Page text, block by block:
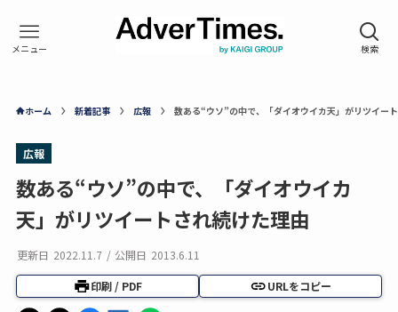
ホーム 新着記事 広報 数ある“ウソ”の中で、「ダイオウイカ天」がリツイー
広報
数ある“ウソ”の中で、「ダイオウイカ
天」がリツイートされ続けた理由
更新日 2022.11.7 / 公開日 2013.6.11
印刷 / PDF URLをコピー